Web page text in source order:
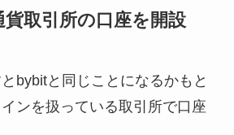
取引所の口座を開設
bybitと同じことになるかもと
ンを扱っている取引所で口座